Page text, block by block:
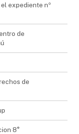
expediente nº
de
de
8°